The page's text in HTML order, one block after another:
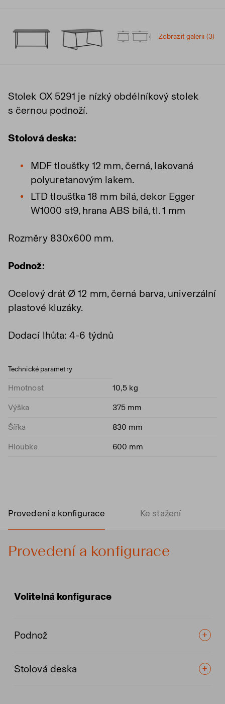
Zobrazit galerii (3)
Stolek OX 5291 je nízký obdélníkový stolek
s černou podnoží.
Stolová deska:
MDF tloušťky 12 mm, černá, lakovaná
polyuretanovým lakem.
LTD tloušťka 18 mm bílá, dekor Egger
W1000 st9, hrana ABS bílá, tl. 1 mm
Rozměry 830x600 mm.
Podnož:
Ocelový drát Ø 12 mm, černá barva, univerzální
plastové kluzáky.
Dodací lhůta: 4-6 týdnů
Technické parametry
Hmotnost 10,5 kg
Výška 375 mm
Šířka 830 mm
Hloubka 600 mm
Provedení a konfigurace Ke stažení
Provedení a konfigurace
Volitelná konfigurace
Podnož
Stolová deska